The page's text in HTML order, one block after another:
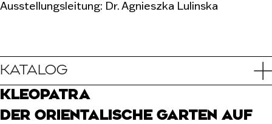
Ausstellungsleitung: Dr. Agnieszka Lulinska
KATALOG
KLEOPATRA
DER ORIENTALISCHE GARTEN AUF